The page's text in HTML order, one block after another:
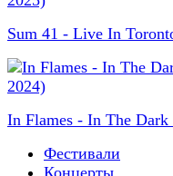
Sum 41 - Live In
In Flames - In The
Фестивали
Концерты